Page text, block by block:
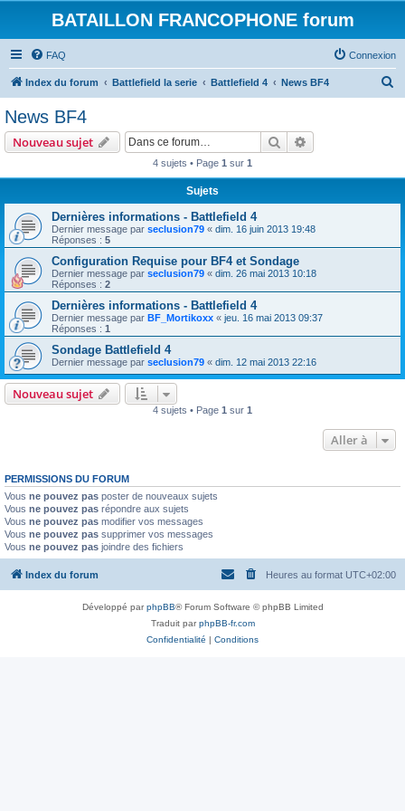
BATAILLON FRANCOPHONE forum
FAQ Connexion
Index du forum Battlefield la serie Battlefield 4 News BF4
News BF4
Nouveau sujet Rechercher
4 sujets • Page 1 sur 1
Sujets
Dernières informations - Battlefield 4
Dernier message par seclusion79 « dim. 16 juin 2013 19:48
Réponses : 5
Configuration Requise pour BF4 et Sondage
Dernier message par seclusion79 « dim. 26 mai 2013 10:18
Réponses : 2
Dernières informations - Battlefield 4
Dernier message par BF_Mortikoxx « jeu. 16 mai 2013 09:37
Réponses : 1
Sondage Battlefield 4
Dernier message par seclusion79 « dim. 12 mai 2013 22:16
Nouveau sujet
4 sujets • Page 1 sur 1
Aller à
PERMISSIONS DU FORUM
Vous ne pouvez pas poster de nouveaux sujets
Vous ne pouvez pas répondre aux sujets
Vous ne pouvez pas modifier vos messages
Vous ne pouvez pas supprimer vos messages
Vous ne pouvez pas joindre des fichiers
Index du forum Heures au format UTC+02:00
Développé parphpBB® Forum Software © phpBB Limited
Traduit parphpBB-fr.com
Confidentialité | Conditions